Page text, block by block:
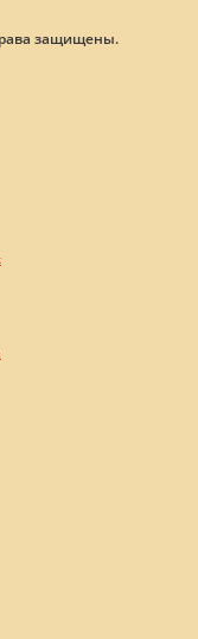
защищены.